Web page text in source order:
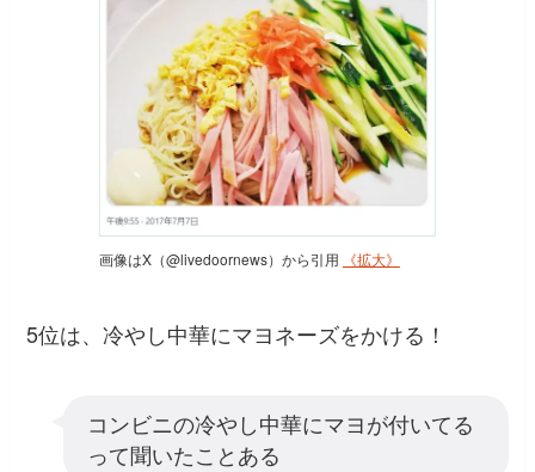
画像はX（@livedoornews）から引用 《拡大》
5位は、冷やし中華にマヨネーズをかける！
コンビニの冷やし中華にマヨが付いてる
って聞いたことある